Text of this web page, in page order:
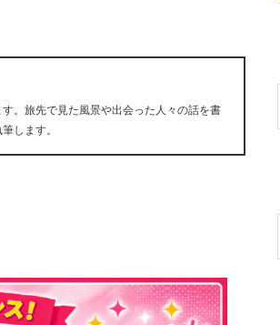
。旅先で見た風景や出会った人々の話を書
します。